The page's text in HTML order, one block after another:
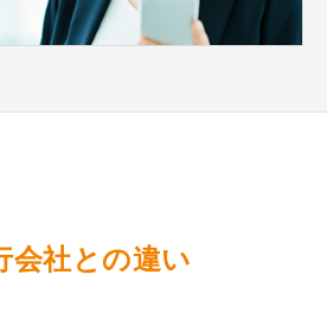
会社との違い